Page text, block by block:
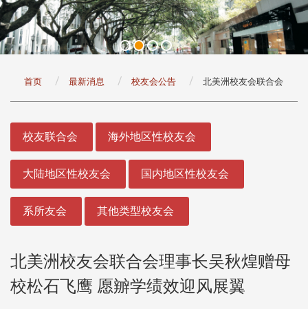
首页 最新消息 校友会公告 北美洲校友会联合会
校友联合会 海外地区性校友会
大陆地区性校友会 国内地区性校友会
系所友会 其他类型校友会
北美洲校友会联合会理事长吴秋煌赠母
校松石飞鹰 愿辧学绩效迎风展翼